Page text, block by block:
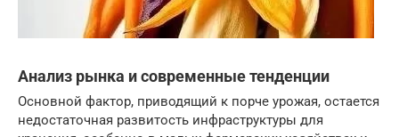
Анализ рынка и современные тенденции
Основной фактор, приводящий к порче урожая, остается
недостаточная развитость инфраструктуры для